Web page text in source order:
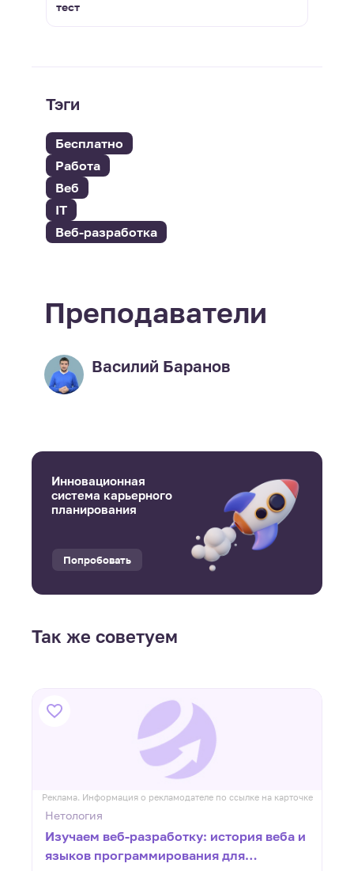
тест
Тэги
Бесплатно
Работа
Веб
IT
Веб-разработка
Преподаватели
Василий Баранов
Инновационная
система карьерного
планирования
Попробовать
Так же советуем
Реклама. Информация о рекламодателе по ссылке на карточке
Нетология
Изучаем веб-разработку: история веба и
языков программирования для